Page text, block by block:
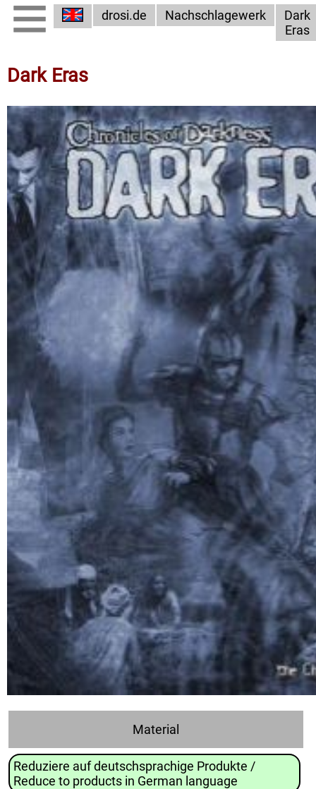
drosi.de Nachschlagewerk
Dark
Eras
Dark Eras
Material
Reduziere auf deutschsprachige Produkte /
Reduce to products in German language